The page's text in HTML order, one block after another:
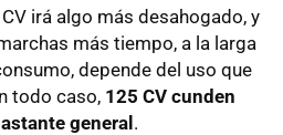
irá algo más desahogado, y
más tiempo, a la larga
depende del uso que
todo caso, 125 CV cunden
general.